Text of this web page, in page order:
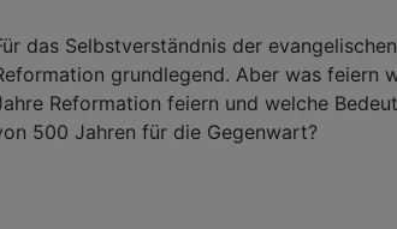
das Selbstverständnis der
grundlegend. Aber was feiern
Reformation feiern und welche
500 Jahren für die Gegenwart?